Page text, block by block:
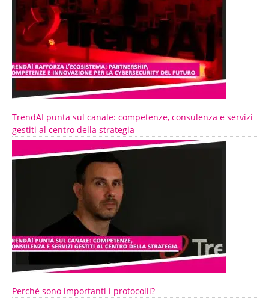
TrendAI punta sul canale: competenze, consulenza e servizi
gestiti al centro della strategia
Perché sono importanti i protocolli?